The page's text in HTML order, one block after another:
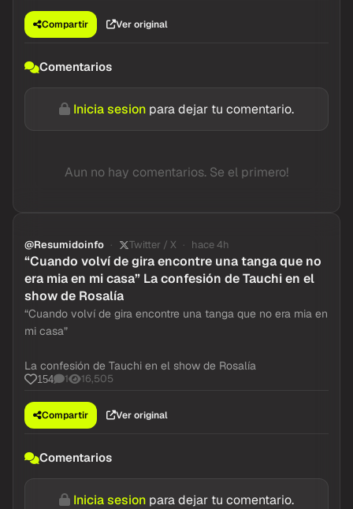
Compartir Ver original
Comentarios
Inicia sesion para dejar tu comentario.
Aun no hay comentarios. Se el primero!
@Resumidoinfo Twitter / X hace 4h
“Cuando volví de gira encontre una tanga que no
era mia en mi casa” La confesión de Tauchi en el
show de Rosalía
“Cuando volví de gira encontre una tanga que no era mia en
mi casa”
La confesión de Tauchi en el show de Rosalía
154 1 16,505
Compartir Ver original
Comentarios
Inicia sesion para dejar tu comentario.